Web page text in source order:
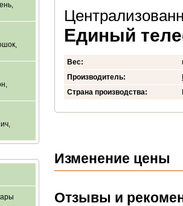
Единый
Вес:
Производитель:
Страна производства:
Изменение цены
Отзывы и